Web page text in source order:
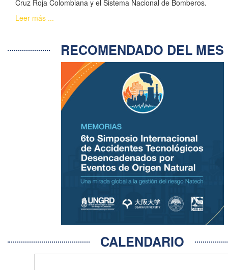
Cruz Roja Colombiana y el Sistema Nacional de Bomberos.
Leer más ...
RECOMENDADO DEL
CALENDARIO